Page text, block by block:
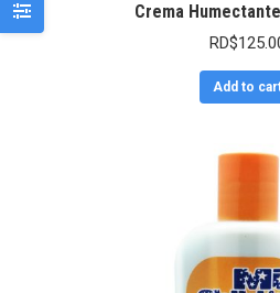
Crema
RD$
Add to